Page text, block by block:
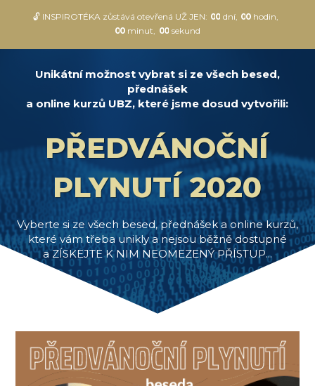
🔓 INSPIROTÉKA zůstává otevřená UŽ JEN: 00 dní 00 hodin
00 minut 00 sekund
Unikátní možnost vybrat si ze všech besed,
přednášek
a online kurzů UBZ, které jsme dosud vytvořili:
PŘEDVÁNOČNÍ
PLYNUTÍ 2020
Vyberte si ze všech besed, přednášek a online kurzů,
které vám třeba unikly a nejsou běžně dostupné
a ZÍSKEJTE K NIM NEOMEZENÝ PŘÍSTUP...